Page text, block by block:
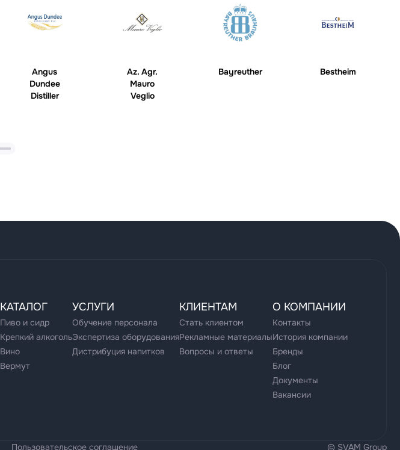
Angus
Dundee
Distiller
Az. Agr.
Mauro
Veglio
Bayreuther Bestheim
КАТАЛОГ
Пиво и сидр
Крепкий алкоголь
Вино
Вермут
УСЛУГИ
Обучение персонала
Экспертиза оборудования
Дистрибуция напитков
КЛИЕНТАМ
Стать клиентом
Рекламные материалы
Вопросы и ответы
О КОМПАНИИ
Контакты
История компании
Бренды
Блог
Документы
Вакансии
Пользовательское соглашение © SVAM Group